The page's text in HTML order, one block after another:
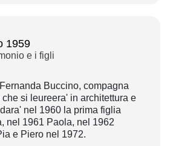
1959
e i figli
Buccino, compagna
si leureera' in architettura e
nel 1960 la prima figlia
nel 1961 Paola, nel 1962
e Piero nel 1972.